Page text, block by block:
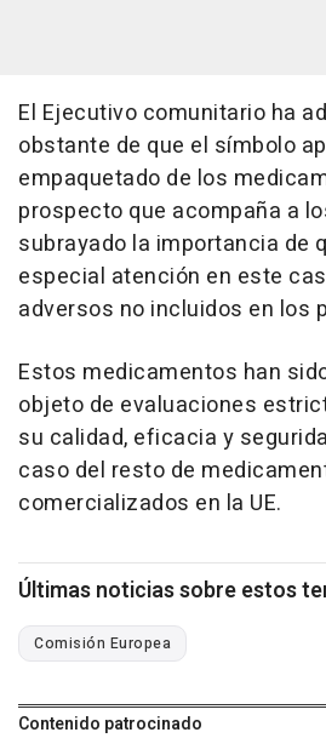
El Ejecutivo comunitario ha
obstante de que el símbolo
empaquetado de los
prospecto que acompaña a
subrayado la importancia de
especial atención en este
adversos no incluidos en los
Estos medicamentos han
objeto de evaluaciones
su calidad, eficacia y
caso del resto de
comercializados en la UE.
Últimas noticias sobre estos
Comisión Europea
Contenido patrocinado